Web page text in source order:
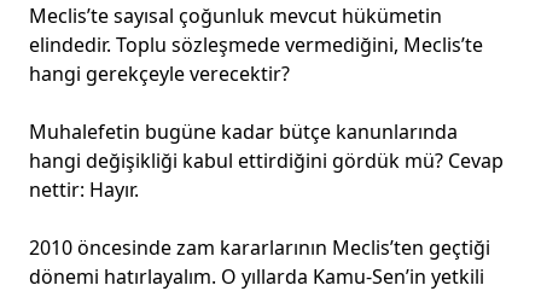
Meclis’te sayısal çoğunluk mevcut hükümetin
elindedir. Toplu sözleşmede vermediğini, Meclis’te
hangi gerekçeyle verecektir?
Muhalefetin bugüne kadar bütçe kanunlarında
hangi değişikliği kabul ettirdiğini gördük mü? Cevap
nettir: Hayır.
2010 öncesinde zam kararlarının Meclis’ten geçtiği
dönemi hatırlayalım. O yıllarda Kamu-Sen’in yetkili